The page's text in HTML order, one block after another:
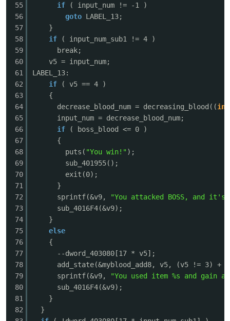
55
56
57
58
59
60
61
62
63
64
65
66
67
68
69
70
71
72
73
74
75
76
77
78
79
80
81
82
if
( input_num != -1 )
goto LABEL_13;
}
if
( input_num_sub1 != 4 ) //
break;
v5 = input_num;
LABEL_13:
if
( v5 == 4 )
{
decrease_blood_num = decreasing_blood((int
input_num = decrease_blood_num;
if
( boss_blood <= 0 )
{
puts( "You win!");
sub_401955();
exit(0);
}
sprintf(&v9,
"You attacked BOSS, and it's
sub_4016F4(&v9);
}
else
{
--dword_403080[17 * v5]; // 物
add_state(&myblood_add8, v5, (v5 != 3) +
sprintf(&v9,
"You used item %s and gain
sub_4016F4(&v9);
}
}